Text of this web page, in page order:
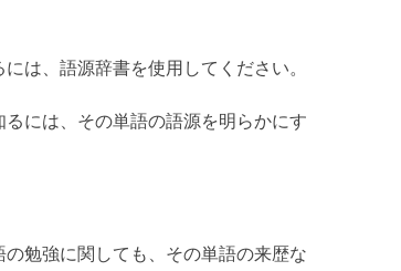
は、語源辞書を使用してください。
には、その単語の語源を明らかにす
勉強に関しても、その単語の来歴な